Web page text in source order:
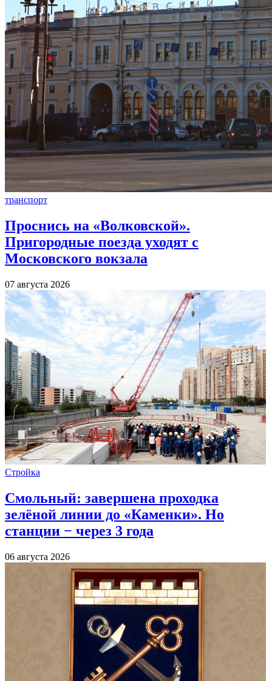
транспорт
Проснись на «Волковской».
Пригородные поезда уходят с
Московского вокзала
07 августа 2026
Стройка
Смольный: завершена проходка
зелёной линии до «Каменки». Но
станции − через 3 года
06 августа 2026